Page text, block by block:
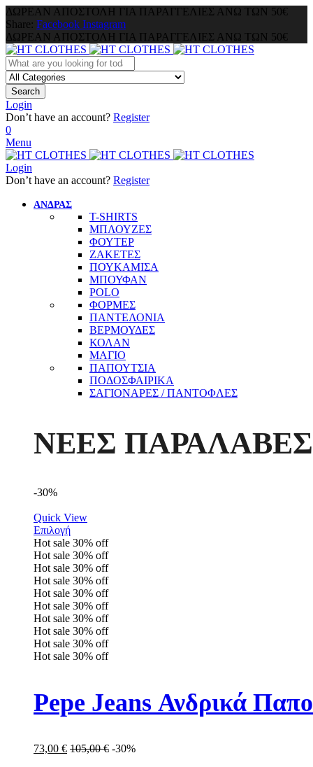
ΔΩΡΕΑΝ ΑΠΟΣΤΟΛΗ ΓΙΑ ΠΑΡΑΓΓΕΛΙΕΣ ΑΝΩ ΤΩΝ 50€
Share: Facebook Instagram
ΔΩΡΕΑΝ ΑΠΟΣΤΟΛΗ ΓΙΑ ΠΑΡΑΓΓΕΛΙΕΣ ΑΝΩ ΤΩΝ 50€
Search
Login
Don’t have an account? Register
0
Menu
Login
Don’t have an account? Register
ΑΝΔΡΑΣ
T-SHIRTS
ΜΠΛΟΥΖΕΣ
ΦΟΥΤΕΡ
ΖΑΚΕΤΕΣ
ΠΟΥΚΑΜΙΣΑ
ΜΠΟΥΦΑΝ
POLO
ΦΟΡΜΕΣ
ΠΑΝΤΕΛΟΝΙΑ
ΒΕΡΜΟΥΔΕΣ
ΚΟΛΑΝ
ΜΑΓΙΟ
ΠΑΠΟΥΤΣΙΑ
ΠΟΔΟΣΦΑΙΡΙΚΑ
ΣΑΓΙΟΝΑΡΕΣ / ΠΑΝΤΟΦΛΕΣ
ΝΕΕΣ ΠΑΡΑΛΑΒΕΣ
-30%
Quick View
Επιλογή
Hot sale 30% off
Hot sale 30% off
Hot sale 30% off
Hot sale 30% off
Hot sale 30% off
Hot sale 30% off
Hot sale 30% off
Hot sale 30% off
Hot sale 30% off
Hot sale 30% off
Pepe Jeans Ανδρικά
73,00 € 105,00€ -30%